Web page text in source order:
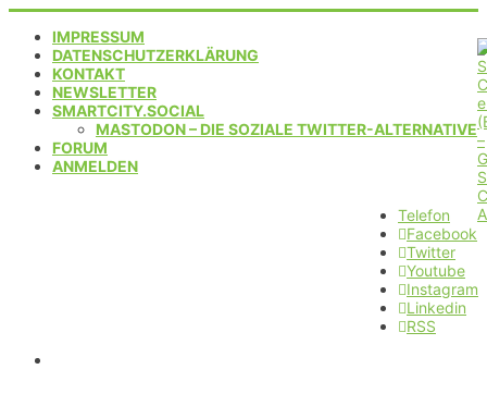
IMPRESSUM
DATENSCHUTZERKLÄRUNG
KONTAKT
NEWSLETTER
SMARTCITY.SOCIAL
MASTODON – DIE SOZIALE TWITTER-ALTERNATIVE
FORUM
ANMELDEN
Telefon
Facebook
Twitter
Youtube
Instagram
Linkedin
RSS